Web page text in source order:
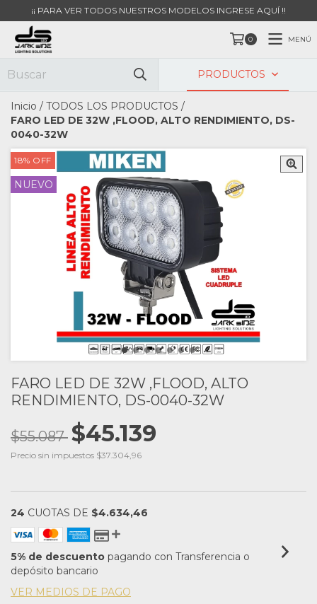
¡¡ PARA VER TODOS NUESTROS MODELOS INGRESE AQUÍ !!
0 MENÚ
PRODUCTOS
Inicio / TODOS LOS PRODUCTOS /
FARO LED DE 32W ,FLOOD, ALTO RENDIMIENTO, DS-
0040-32W
18% OFF
NUEVO
FARO LED DE 32W ,FLOOD, ALTO
RENDIMIENTO, DS-0040-32W
$55.087 $45.139
Precio sin impuestos $37.304,96
24 CUOTAS DE $4.634,46
5% de descuento pagando con Transferencia o
depósito bancario
VER MEDIOS DE PAGO